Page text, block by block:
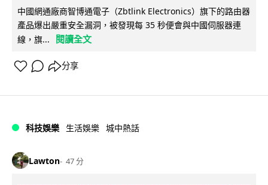
中國網通廠商智博通電子（Zbtlink Electronics）旗下的路由器
產品爆出嚴重安全漏洞，被發現每 35 秒便會與中國伺服器連
線，旗...
閱讀全文
分享
科技娛樂 生活娛樂 城中熱話
Lawton 47 分